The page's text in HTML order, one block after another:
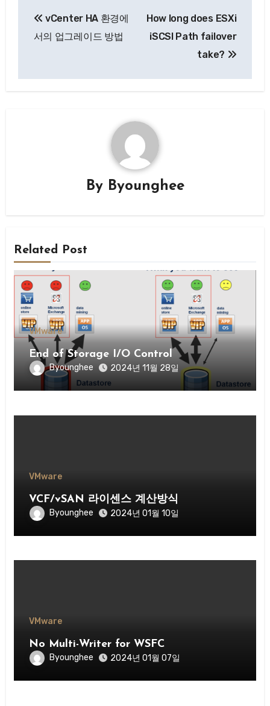
탐
vCenter HA 환경에
서의 업그레이드 방법
How long does ESXi
iSCSI Path failover
take?
By Byounghee
Related Post
VMware
End of Storage I/O Control
Byounghee 2024년 11월 28일
VMware
VCF/vSAN 라이센스 계산방식
Byounghee 2024년 01월 10일
VMware
No Multi-Writer for WSFC
Byounghee 2024년 01월 07일